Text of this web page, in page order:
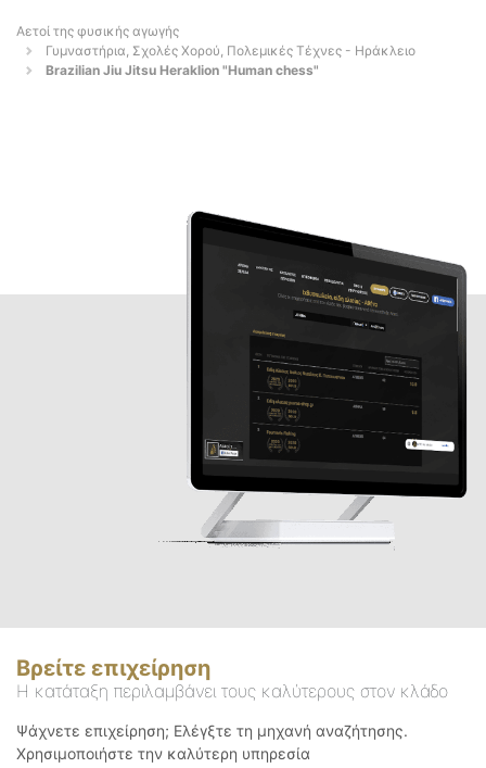
Αετοί της φυσικής αγωγής
Γυμναστήρια, Σχολές Χορού, Πολεμικές Τέχνες - Ηράκλειο
Brazilian Jiu Jitsu Heraklion "Human chess"
Βρείτε επιχείρηση
Η κατάταξη περιλαμβάνει τους καλύτερους στον κλάδο
Ψάχνετε επιχείρηση; Ελέγξτε τη μηχανή αναζήτησης.
Χρησιμοποιήστε την καλύτερη υπηρεσία